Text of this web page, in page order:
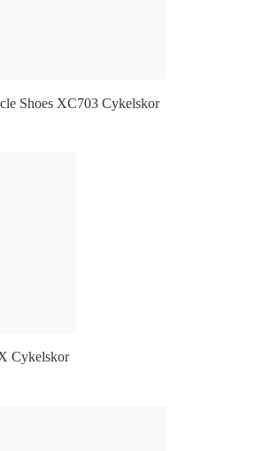
Shoes XC703 Cykelskor
Cykelskor